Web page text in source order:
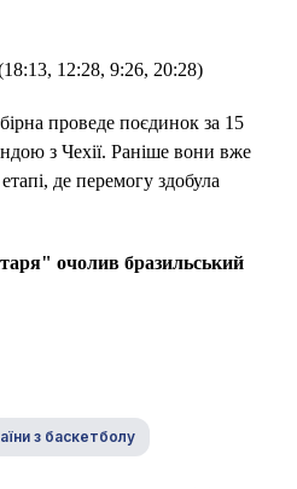
12:28, 9:26, 20:28)
проведе поєдинок за 15
з Чехії. Раніше вони вже
де перемогу здобула
очолив бразильський
з баскетболу